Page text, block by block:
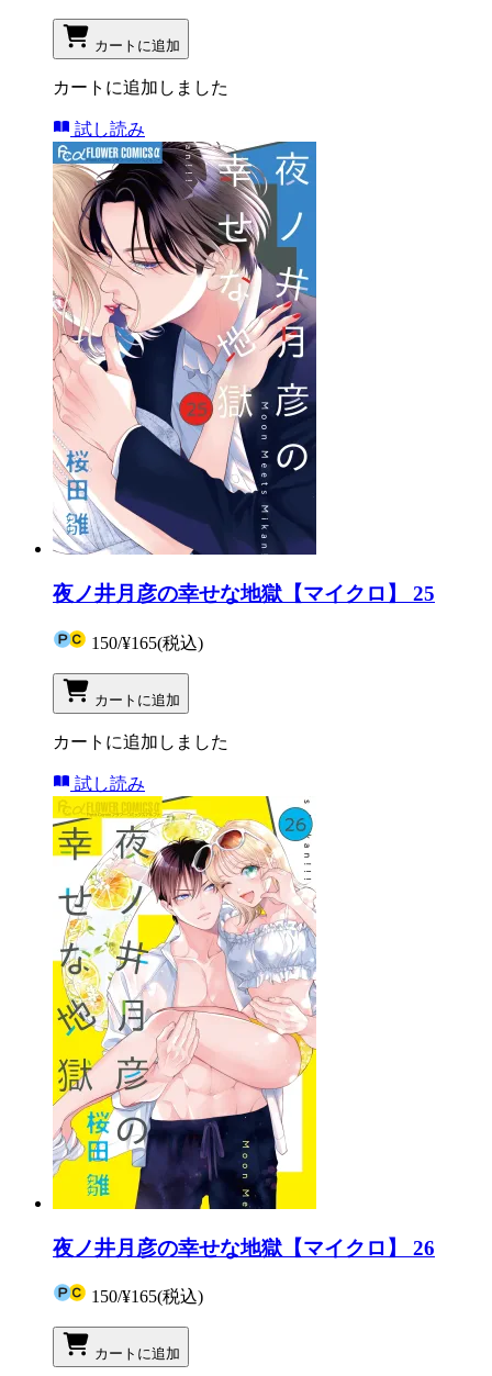
カートに追加
カートに追加しました
試し読み
夜ノ井月彦の幸せな地獄【マイクロ】 25
150/¥165(税込)
カートに追加
カートに追加しました
試し読み
夜ノ井月彦の幸せな地獄【マイクロ】 26
150/¥165(税込)
カートに追加